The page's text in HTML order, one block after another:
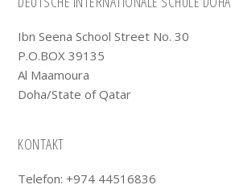
Footer
Ibn Seena School Street No. 30
P.O.BOX 39135
Al Maamoura
Doha/State of Qatar
KONTAKT
Telefon: +974 44516836